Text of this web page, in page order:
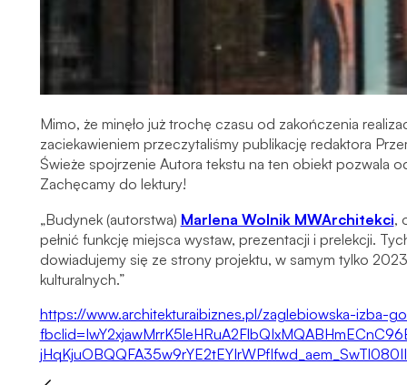
Mimo, że minęło już trochę czasu od zakończenia
zaciekawieniem przeczytaliśmy publikację redaktora
Świeże spojrzenie Autora tekstu na ten obiekt pozwala
Zachęcamy do lektury!
„Budynek (autorstwa) Marlena Wolnik MWArchitekci,
pełnić funkcję miejsca wystaw, prezentacji i prelekcji.
dowiadujemy się ze strony projektu, w samym tylko
kulturalnych.”
https://www.architekturaibiznes.pl/zaglebiowska-izba-